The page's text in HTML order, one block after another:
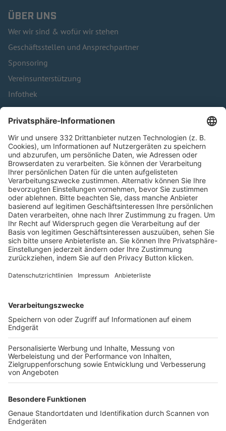
ÜBER UNS
Wer wir sind & wofür wir stehen
Geschäftsstellen und Ansprechpartner
Sponsoring
Vereinsunterstützung
Infothek
Kontakt
HÄUFIG BESUCHTE SEITEN
Pässe und Vereinswechsel
Trainerausbildung
Schulungsangebot Vereinsmitarbeiter
BFV-Geschäftsstellen
Trainerbörse
Login SpielPlus
FOLGE DEM BFV
TOP-VEREINE
TOP-PARTNER